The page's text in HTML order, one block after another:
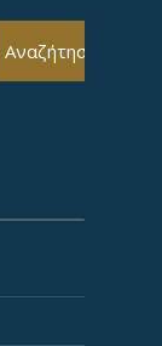
Αναζήτηση